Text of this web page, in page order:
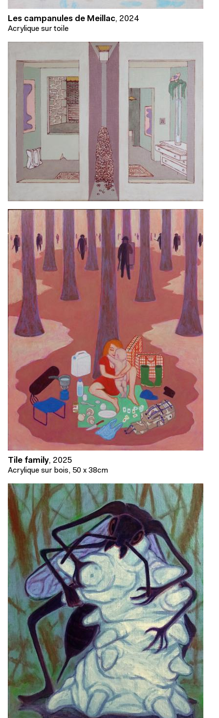
Les campanules de Meillac, 2024
Acrylique sur toile
Tile family, 2025
Acrylique sur bois, 50 x 38cm